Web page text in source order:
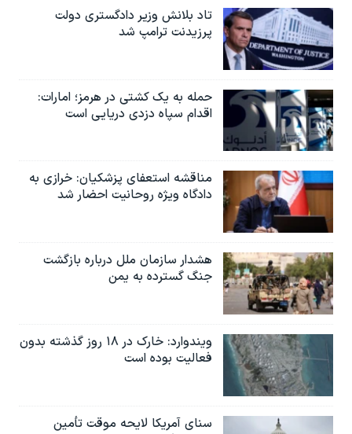
تاد بلانش وزیر دادگستری دولت
پرزیدنت ترامپ شد
حمله به یک کشتی در هرمز؛ امارات:
اقدام سپاه دزدی دریایی است
مناقشه استعفای پزشکیان: خرازی به
دادگاه ویژه روحانیت احضار شد
هشدار سازمان ملل درباره بازگشت
جنگ گسترده به یمن
ویندوارد: خارک در ۱۸ روز گذشته بدون
فعالیت بوده است
سنای آمریکا لایحه موقت تأمین